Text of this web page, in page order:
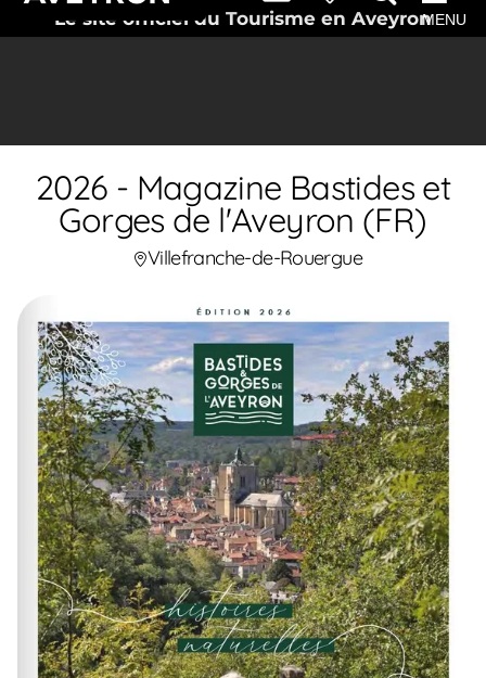
Le site officiel du Tourisme en AveyronMENU
2026 - Magazine Bastides et
Gorges de l'Aveyron (FR)
Villefranche-de-Rouergue